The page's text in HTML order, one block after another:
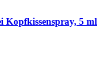
Kopfkissenspray, 5 ml